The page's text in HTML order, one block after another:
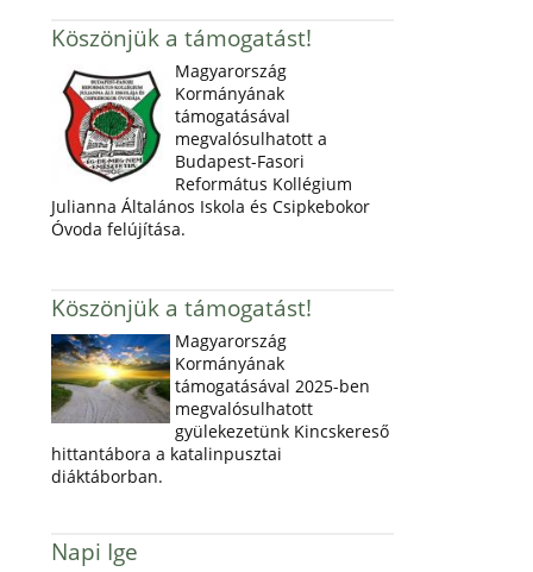
Köszönjük a támogatást!
Magyarország
Kormányának
támogatásával
megvalósulhatott a
Budapest-Fasori
Református Kollégium
Julianna Általános Iskola és Csipkebokor
Óvoda felújítása.
Köszönjük a támogatást!
Magyarország
Kormányának
támogatásával 2025-ben
megvalósulhatott
gyülekezetünk Kincskereső
hittantábora a katalinpusztai
diáktáborban.
Napi Ige